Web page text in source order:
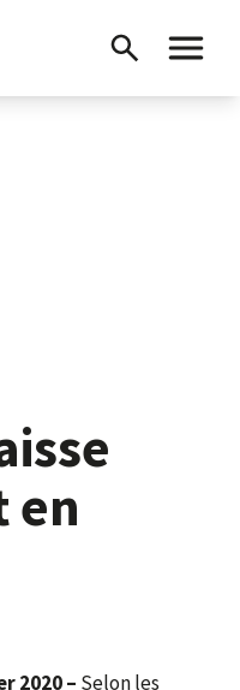
Recherche
Menu
en
2020 – Selon les